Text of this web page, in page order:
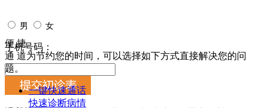
男 女
手机号码：
便 捷
通 道为节约您的时间，可以选择如下方式直接解决您的问
题。
一键快速通话
快速诊断病情